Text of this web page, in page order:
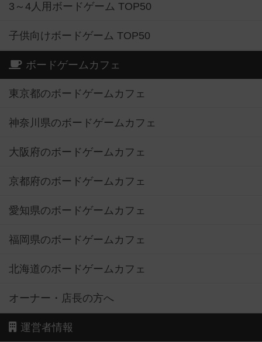
3～4人用ボードゲーム TOP50
子供向けボードゲーム TOP50
ボードゲームカフェ
東京都のボードゲームカフェ
神奈川県のボードゲームカフェ
大阪府のボードゲームカフェ
京都府のボードゲームカフェ
愛知県のボードゲームカフェ
福岡県のボードゲームカフェ
北海道のボードゲームカフェ
オーナー・店長の方へ
運営者情報